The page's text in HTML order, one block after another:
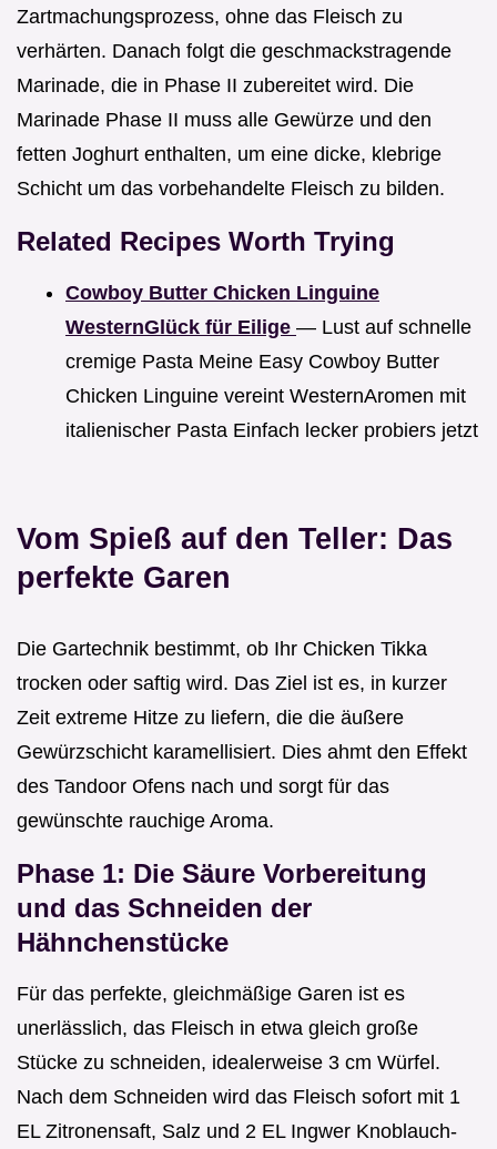
Zartmachungsprozess, ohne das Fleisch zu
verhärten. Danach folgt die geschmackstragende
Marinade, die in Phase II zubereitet wird. Die
Marinade Phase II muss alle Gewürze und den
fetten Joghurt enthalten, um eine dicke, klebrige
Schicht um das vorbehandelte Fleisch zu bilden.
Related Recipes Worth Trying
Cowboy Butter Chicken Linguine
WesternGlück für Eilige — Lust auf schnelle
cremige Pasta Meine Easy Cowboy Butter
Chicken Linguine vereint WesternAromen mit
italienischer Pasta Einfach lecker probiers jetzt
Vom Spieß auf den Teller: Das
perfekte Garen
Die Gartechnik bestimmt, ob Ihr Chicken Tikka
trocken oder saftig wird. Das Ziel ist es, in kurzer
Zeit extreme Hitze zu liefern, die die äußere
Gewürzschicht karamellisiert. Dies ahmt den Effekt
des Tandoor Ofens nach und sorgt für das
gewünschte rauchige Aroma.
Phase 1: Die Säure Vorbereitung
und das Schneiden der
Hähnchenstücke
Für das perfekte, gleichmäßige Garen ist es
unerlässlich, das Fleisch in etwa gleich große
Stücke zu schneiden, idealerweise 3 cm Würfel.
Nach dem Schneiden wird das Fleisch sofort mit 1
EL Zitronensaft, Salz und 2 EL Ingwer Knoblauch-